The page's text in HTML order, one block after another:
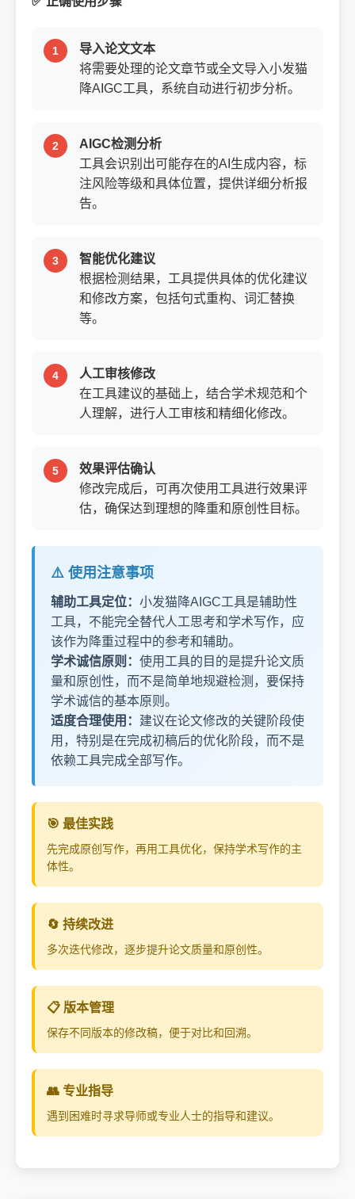
导入论文文本
将需要处理的论文章节或全文导入小发猫
降AIGC工具，系统自动进行初步分析。
AIGC检测分析
工具会识别出可能存在的AI生成内容，标
注风险等级和具体位置，提供详细分析报
告。
智能优化建议
根据检测结果，工具提供具体的优化建议
和修改方案，包括句式重构、词汇替换
等。
人工审核修改
在工具建议的基础上，结合学术规范和个
人理解，进行人工审核和精细化修改。
效果评估确认
修改完成后，可再次使用工具进行效果评
估，确保达到理想的降重和原创性目标。
⚠️ 使用注意事项
辅助工具定位： 小发猫降AIGC工具是辅助性
工具，不能完全替代人工思考和学术写作，应
该作为降重过程中的参考和辅助。
学术诚信原则： 使用工具的目的是提升论文质
量和原创性，而不是简单地规避检测，要保持
学术诚信的基本原则。
适度合理使用： 建议在论文修改的关键阶段使
用，特别是在完成初稿后的优化阶段，而不是
依赖工具完成全部写作。
🎯 最佳实践
先完成原创写作，再用工具优化，保持学术写作的主
体性。
🔄 持续改进
多次迭代修改，逐步提升论文质量和原创性。
📋 版本管理
保存不同版本的修改稿，便于对比和回溯。
👥 专业指导
遇到困难时寻求导师或专业人士的指导和建议。